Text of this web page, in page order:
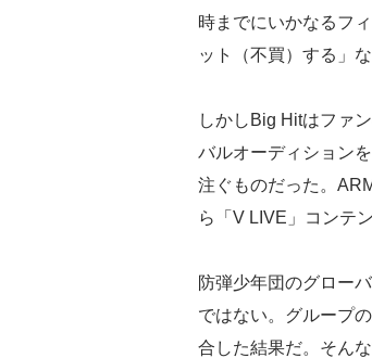
時までにいかなるフ
ット（不買）する」
しかしBig Hitはファ
バルオーディション
注ぐものだった。
ら「V LIVE」コンテ
防弾少年団のグロー
ではない。グループ
合した結果だ。そん